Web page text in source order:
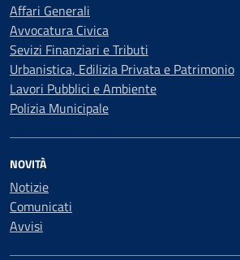
Affari Generali
Avvocatura Civica
Sevizi Finanziari e Tributi
Urbanistica, Edilizia Privata e Patrimonio
Lavori Pubblici e Ambiente
Polizia Municipale
NOVITÀ
Notizie
Comunicati
Avvisi